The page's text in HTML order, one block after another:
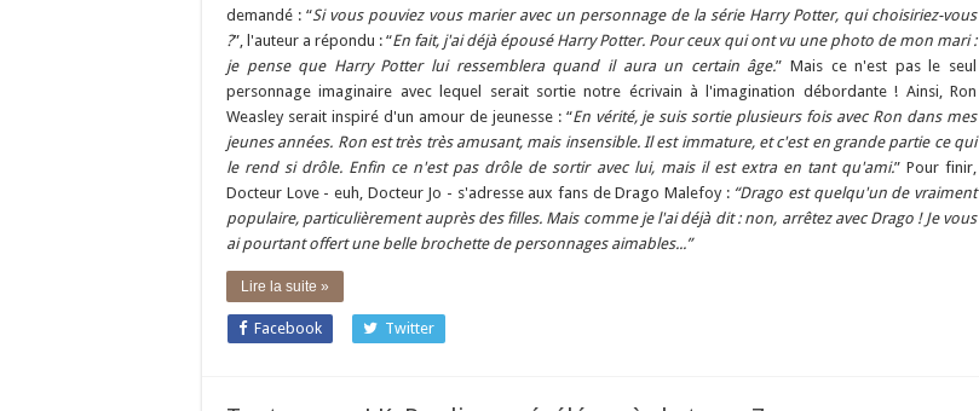
demandé : “Si vous pouviez vous marier avec un personnage de la série Harry Potter, qui choisiriez-vous
?”, l'auteur a répondu : “En fait, j'ai déjà épousé Harry Potter. Pour ceux qui ont vu une photo de mon mari :
je pense que Harry Potter lui ressemblera quand il aura un certain âge.” Mais ce n'est pas le seul
personnage imaginaire avec lequel serait sortie notre écrivain à l'imagination débordante ! Ainsi, Ron
Weasley serait inspiré d'un amour de jeunesse : “En vérité, je suis sortie plusieurs fois avec Ron dans mes
jeunes années. Ron est très très amusant, mais insensible. Il est immature, et c'est en grande partie ce qui
le rend si drôle. Enfin ce n'est pas drôle de sortir avec lui, mais il est extra en tant qu'ami.” Pour finir,
Docteur Love - euh, Docteur Jo - s'adresse aux fans de Drago Malefoy : “Drago est quelqu'un de vraiment
populaire, particulièrement auprès des filles. Mais comme je l'ai déjà dit : non, arrêtez avec Drago ! Je vous
ai pourtant offert une belle brochette de personnages aimables...”
Lire la suite »
Facebook Twitter